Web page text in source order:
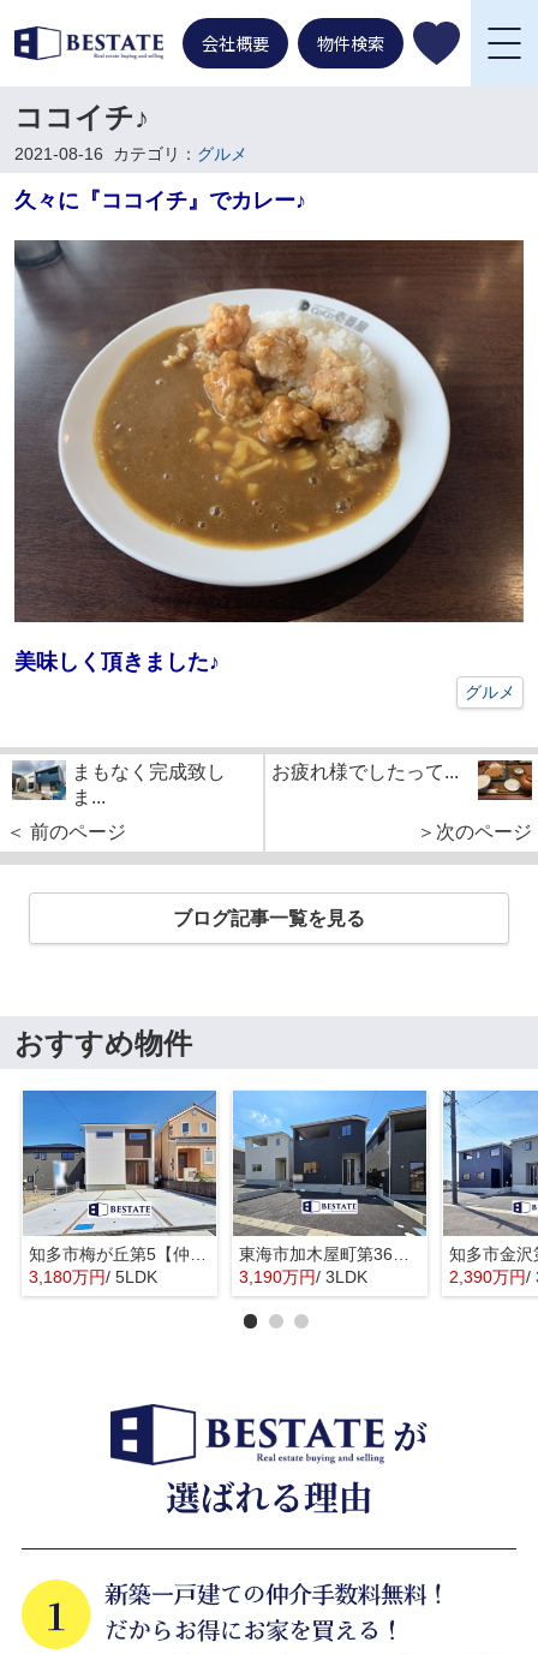
会社概要 物件検索
ココイチ♪
2021-08-16 カテゴリ： グルメ
久々に『ココイチ』でカレー♪
美味しく頂きました♪
グルメ
まもなく完成致し
ま...
＜ 前のページ
お疲れ様でしたって...
＞次のページ
ブログ記事一覧を見る
おすすめ物件
3,180万円/ 5LDK
3,190万円/ 3LDK 2,390万円/